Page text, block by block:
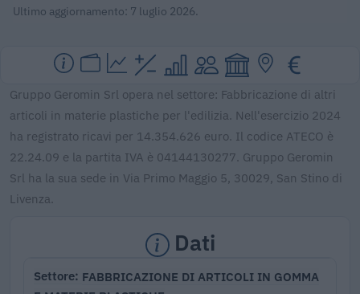
Ultimo aggiornamento: 7 luglio 2026.
Gruppo Geromin Srl opera nel settore: Fabbricazione di altri
articoli in materie plastiche per l'edilizia. Nell'esercizio 2024
ha registrato ricavi per 14.354.626 euro. Il codice ATECO è
22.24.09 e la partita IVA è 04144130277. Gruppo Geromin
Srl ha la sua sede in Via Primo Maggio 5, 30029, San Stino di
Livenza.
Dati
Settore FABBRICAZIONE DI ARTICOLI IN GOMMA